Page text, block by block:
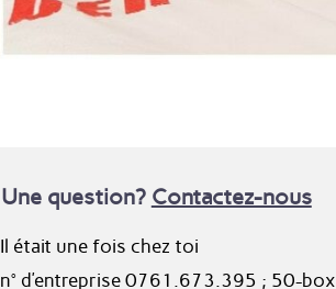
Une question? Contactez-nous
Il était une fois chez toi
n° d’entreprise 0761.673.395 ; 50-box